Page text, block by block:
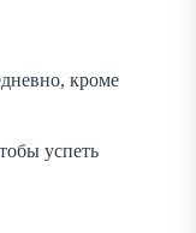
кроме
успеть